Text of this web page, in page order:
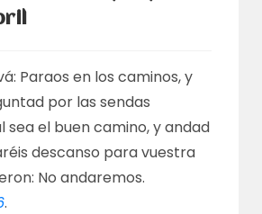
Paraos en los caminos, y
por las sendas
sea el buen camino, y andad
descanso para vuestra
No andaremos.
.